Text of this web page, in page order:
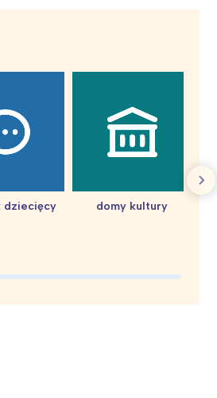
domy kultury